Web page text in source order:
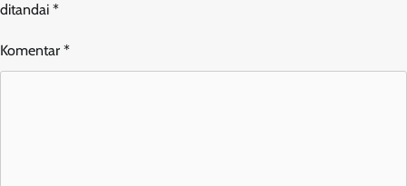
ditandai *
Komentar *